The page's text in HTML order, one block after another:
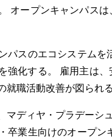
オープンキャンパス
パスのエコシステム
強化する。 雇用主は
職活動改善が図られる
マディヤ・プラデーシ
卒業生向けのオープ